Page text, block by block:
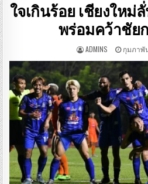
ใจเกินร้อย เชียงใหม่
พร่อมคว้าชัย
ADMINS กุมภาพัน